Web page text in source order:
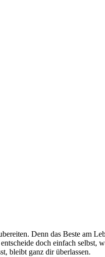
Denn das Beste am
doch einfach selbst,
bleibt ganz dir überlassen.